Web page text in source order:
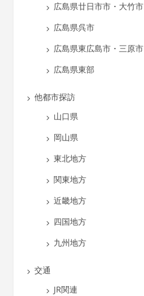
広島県廿日市市・大竹市
広島県呉市
広島県東広島市・三原市
広島県東部
他都市探訪
山口県
岡山県
東北地方
関東地方
近畿地方
四国地方
九州地方
交通
JR関連